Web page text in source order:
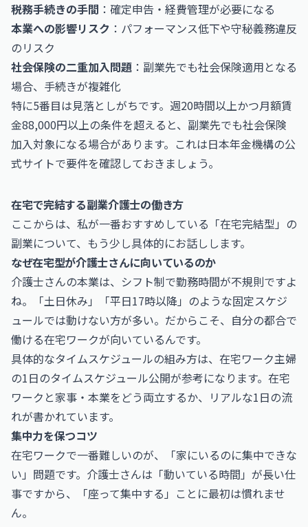
税務手続きの手間 ：確定申告・経費管理が必要になる
本業への影響リスク ：パフォーマンス低下や守秘義務違反
のリスク
社会保険の二重加入問題 ：副業先でも社会保険適用となる
場合、手続きが複雑化
特に5番目は見落としがちです。週20時間以上かつ月額賃
金88,000円以上の条件を超えると、副業先でも社会保険
加入対象になる場合があります。これは日本年金機構の公
式サイトで要件を確認しておきましょう。
在宅で完結する副業介護士の働き方
ここからは、私が一番おすすめしている「在宅完結型」の
副業について、もう少し具体的にお話しします。
なぜ在宅型が介護士さんに向いているのか
介護士さんの本業は、シフト制で勤務時間が不規則ですよ
ね。「土日休み」「平日17時以降」のような固定スケジ
ュールでは動けない方が多い。だからこそ、自分の都合で
働ける在宅ワークが向いているんです。
具体的なタイムスケジュールの組み方は、 在宅ワーク主婦
の1日のタイムスケジュール公開が参考になります。在宅
ワークと家事・本業をどう両立するか、リアルな1日の流
れが書かれています。
集中力を保つコツ
在宅ワークで一番難しいのが、「家にいるのに集中できな
い」問題です。介護士さんは「動いている時間」が長い仕
事ですから、「座って集中する」ことに最初は慣れませ
ん。